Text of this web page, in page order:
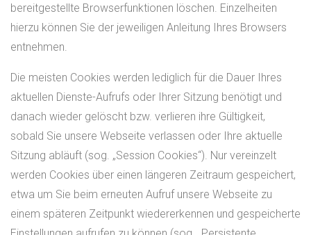
bereitgestellte Browserfunktionen löschen. Einzelheiten
hierzu können Sie der jeweiligen Anleitung Ihres Browsers
entnehmen.
Die meisten Cookies werden lediglich für die Dauer Ihres
aktuellen Dienste-Aufrufs oder Ihrer Sitzung benötigt und
danach wieder gelöscht bzw. verlieren ihre Gültigkeit,
sobald Sie unsere Webseite verlassen oder Ihre aktuelle
Sitzung abläuft (sog. „Session Cookies“). Nur vereinzelt
werden Cookies über einen längeren Zeitraum gespeichert,
etwa um Sie beim erneuten Aufruf unsere Webseite zu
einem späteren Zeitpunkt wiedererkennen und gespeicherte